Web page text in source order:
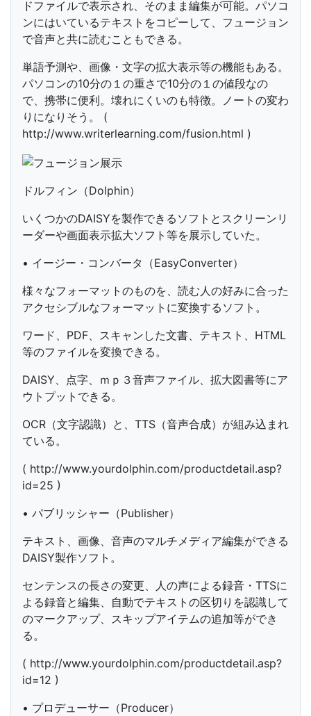
ドファイルで表示され、そのまま編集が可能。パソコ
ンにはいているテキストをコピーして、フュージョン
で音声と共に読むこともできる。
単語予測や、画像・文字の拡大表示等の機能もある。
パソコンの10分の１の重さで10分の１の値段なの
で、携帯に便利。壊れにくいのも特徴。ノートの変わ
りになりそう。 (
http://www.writerlearning.com/fusion.html )
ドルフィン（Dolphin）
いくつかのDAISYを製作できるソフトとスクリーンリ
ーダーや画面表示拡大ソフト等を展示していた。
• イージー・コンバータ（EasyConverter）
様々なフォーマットのものを、読む人の好みに合った
アクセシブルなフォーマットに変換するソフト。
ワード、PDF、スキャンした文書、テキスト、HTML
等のファイルを変換できる。
DAISY、点字、ｍｐ３音声ファイル、拡大図書等にア
ウトプットできる。
OCR（文字認識）と、TTS（音声合成）が組み込まれ
ている。
( http://www.yourdolphin.com/productdetail.asp?
id=25 )
• パブリッシャー（Publisher）
テキスト、画像、音声のマルチメディア編集ができる
DAISY製作ソフト。
センテンスの長さの変更、人の声による録音・TTSに
よる録音と編集、自動でテキストの区切りを認識して
のマークアップ、スキップアイテムの追加等ができ
る。
( http://www.yourdolphin.com/productdetail.asp?
id=12 )
• プロデューサー（Producer）